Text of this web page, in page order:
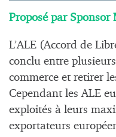
Proposé par Sponsor
L’ALE (Accord de
conclu entre
commerce et retirer
Cependant les ALE
exploités à leurs
exportateurs